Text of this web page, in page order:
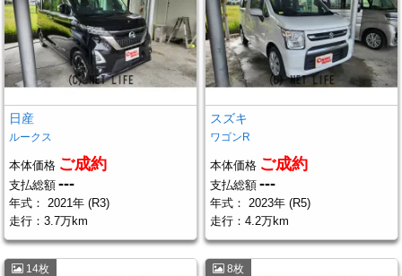
日産
ルークス
本体価格 ご成約
支払総額 ---
年式：
2021年 (R3)
走行：3.7万km
スズキ
ワゴンR
本体価格 ご成約
支払総額 ---
年式：
2023年 (R5)
走行：4.2万km
14枚 8枚